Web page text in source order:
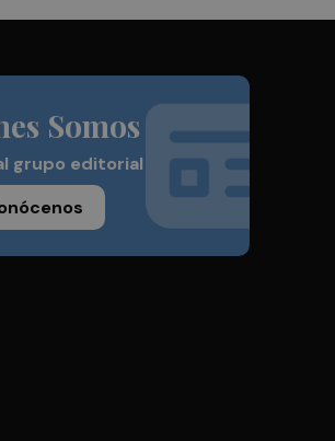
Somos
grupo editorial